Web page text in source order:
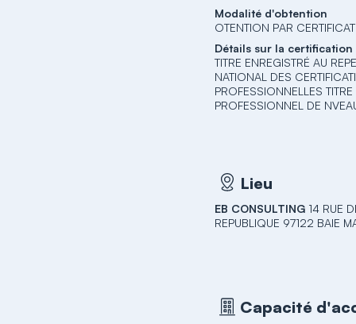
Modalité d'obtention
OTENTION PAR
Détails sur la certification
TITRE ENREGISTRÉ AU
NATIONAL DES
PROFESSIONNELLES TITRE
PROFESSIONNEL DE
Lieu
EB CONSULTING 14 RUE
REPUBLIQUE 97122 BAIE
Capacité